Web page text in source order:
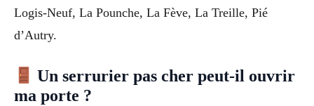
Logis-Neuf, La Pounche, La Fève, La Treille, Pié
d’Autry.
Un serrurier pas cher peut-il ouvrir
ma porte ?